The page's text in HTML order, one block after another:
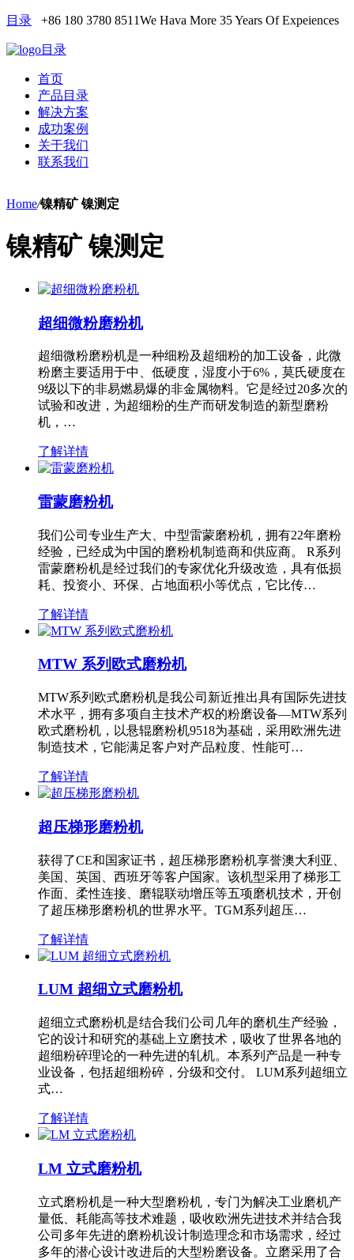
目录 +86 180 3780 8511We Hava More 35 Years Of Expeiences
目录
首页
产品目录
解决方案
成功案例
关于我们
联系我们
Home/镍精矿 镍测定
镍精矿 镍测定
超细微粉磨粉机
超细微粉磨粉机是一种细粉及超细粉的加工设备，此微
粉磨主要适用于中、低硬度，湿度小于6%，莫氏硬度在
9级以下的非易燃易爆的非金属物料。它是经过20多次的
试验和改进，为超细粉的生产而研发制造的新型磨粉
机，…
了解详情
雷蒙磨粉机
我们公司专业生产大、中型雷蒙磨粉机，拥有22年磨粉
经验，已经成为中国的磨粉机制造商和供应商。 R系列
雷蒙磨粉机是经过我们的专家优化升级改造，具有低损
耗、投资小、环保、占地面积小等优点，它比传…
了解详情
MTW 系列欧式磨粉机
MTW系列欧式磨粉机是我公司新近推出具有国际先进技
术水平，拥有多项自主技术产权的粉磨设备—MTW系列
欧式磨粉机，以悬辊磨粉机9518为基础，采用欧洲先进
制造技术，它能满足客户对产品粒度、性能可…
了解详情
超压梯形磨粉机
获得了CE和国家证书，超压梯形磨粉机享誉澳大利亚、
美国、英国、西班牙等客户国家。该机型采用了梯形工
作面、柔性连接、磨辊联动增压等五项磨机技术，开创
了超压梯形磨粉机的世界水平。TGM系列超压…
了解详情
LUM 超细立式磨粉机
超细立式磨粉机是结合我们公司几年的磨机生产经验，
它的设计和研究的基础上立磨技术，吸收了世界各地的
超细粉碎理论的一种先进的轧机。本系列产品是一种专
业设备，包括超细粉碎，分级和交付。 LUM系列超细立
式…
了解详情
LM 立式磨粉机
立式磨粉机是一种大型磨粉机，专门为解决工业磨机产
量低、耗能高等技术难题，吸收欧洲先进技术并结合我
公司多年先进的磨粉机设计制造理念和市场需求，经过
多年的潜心设计改进后的大型粉磨设备。立磨采用了合